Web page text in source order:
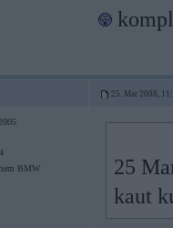
25. Mar 2008,
BMW
25
kaut